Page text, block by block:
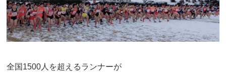
全国1500人を超えるランナーが